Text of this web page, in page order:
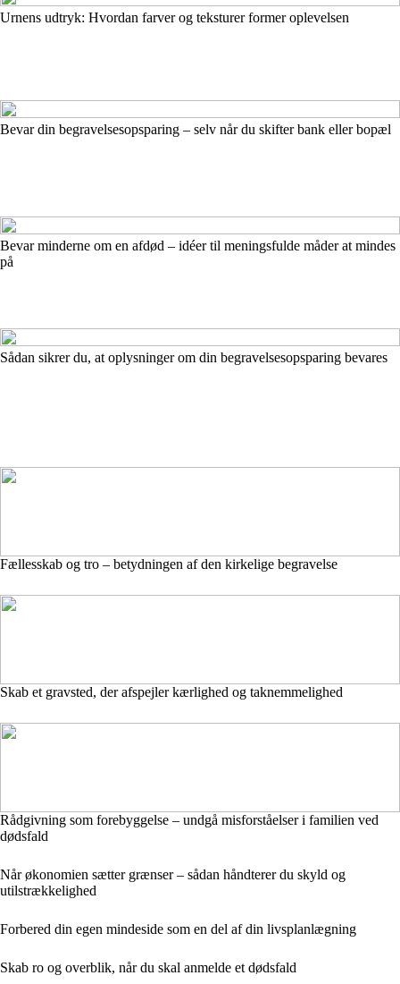
Urnens udtryk: Hvordan farver og teksturer former oplevelsen
Bevar din begravelsesopsparing – selv når du skifter bank eller bopæl
Bevar minderne om en afdød – idéer til meningsfulde måder at mindes
på
Sådan sikrer du, at oplysninger om din begravelsesopsparing bevares
Fællesskab og tro – betydningen af den kirkelige begravelse
Skab et gravsted, der afspejler kærlighed og taknemmelighed
Rådgivning som forebyggelse – undgå misforståelser i familien ved
dødsfald
Når økonomien sætter grænser – sådan håndterer du skyld og
utilstrækkelighed
Forbered din egen mindeside som en del af din livsplanlægning
Skab ro og overblik, når du skal anmelde et dødsfald